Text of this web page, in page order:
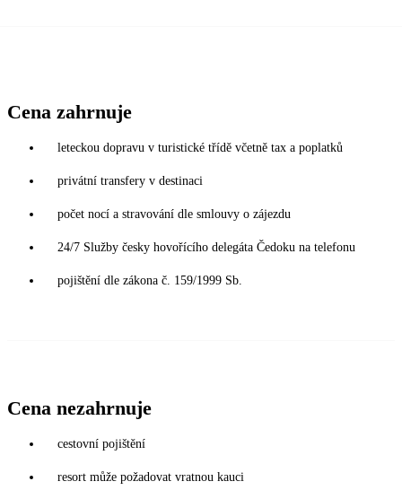
Cena zahrnuje
leteckou dopravu v turistické třídě včetně tax a poplatků
privátní transfery v destinaci
počet nocí a stravování dle smlouvy o zájezdu
24/7 Služby česky hovořícího delegáta Čedoku na telefonu
pojištění dle zákona č. 159/1999 Sb.
Cena nezahrnuje
cestovní pojištění
resort může požadovat vratnou kauci